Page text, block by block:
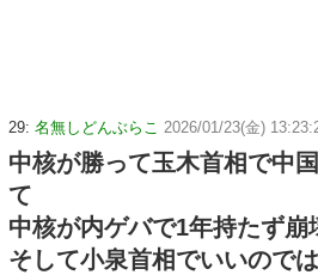
29: 名無しどんぶらこ 2026/01/23(金)
中核が勝って玉木首相で中
て
中核が内ゲバで1年持たず崩
そして小泉首相でいいので